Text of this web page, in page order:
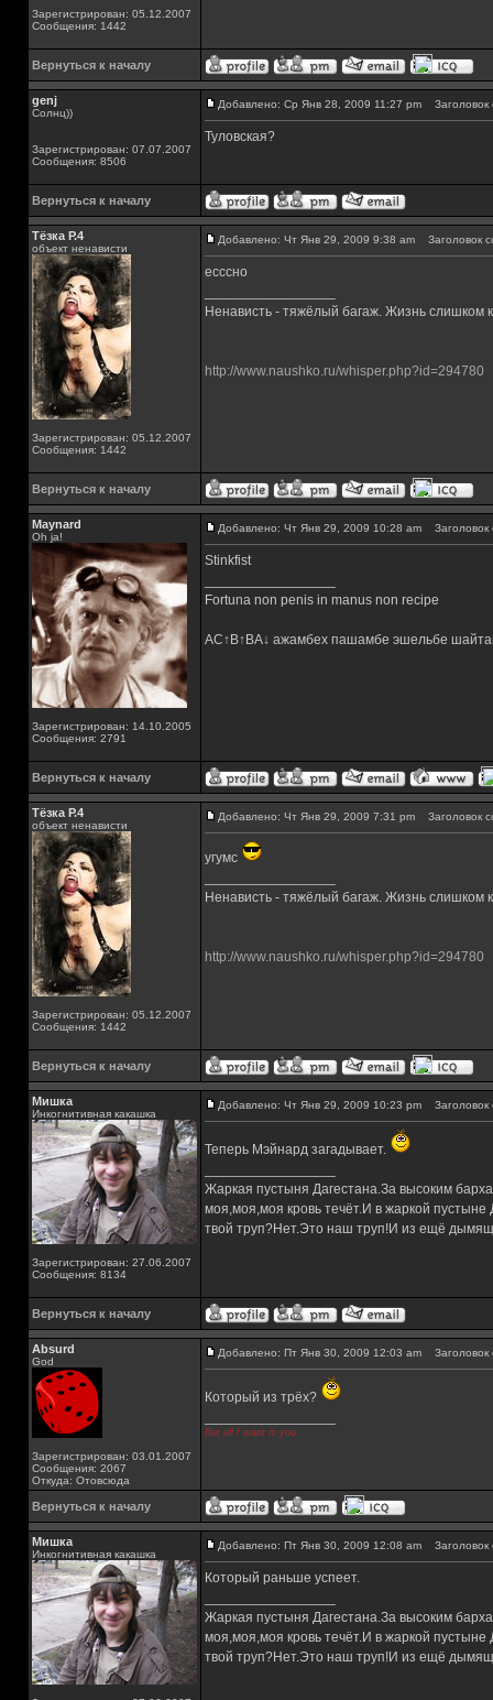
Зарегистрирован: 05.12.2007
Сообщения: 1442
Вернуться к началу
genj
Солнц))
Зарегистрирован: 07.07.2007
Сообщения: 8506
Добавлено: Ср Янв 28, 2009 11:27 pm Заголовок
Туловская?
Вернуться к началу
Тёзка Р.4
объект ненависти
Зарегистрирован: 05.12.2007
Сообщения: 1442
Добавлено: Чт Янв 29, 2009 9:38 am Заголовок
есссно
Ненависть - тяжёлый багаж. Жизнь слишком
http://www.naushko.ru/whisper.php?id=294780
Вернуться к началу
Maynard
Oh ja!
Зарегистрирован: 14.10.2005
Сообщения: 2791
Добавлено: Чт Янв 29, 2009 10:28 am Заголовок
Stinkfist
Fortuna non penis in manus non recipe
AC↑B↑BA↓ ажамбех пашамбе эшельбе
Вернуться к началу
Тёзка Р.4
объект ненависти
Зарегистрирован: 05.12.2007
Сообщения: 1442
Добавлено: Чт Янв 29, 2009 7:31 pm Заголовок
угумс
Ненависть - тяжёлый багаж. Жизнь слишком
http://www.naushko.ru/whisper.php?id=294780
Вернуться к началу
Мишка
Инкогнитивная какашка
Зарегистрирован: 27.06.2007
Сообщения: 8134
Добавлено: Чт Янв 29, 2009 10:23 pm Заголовок
Теперь Мэйнард загадывает.
Жаркая пустыня Дагестана.За высоким
моя,моя,моя кровь течёт.И в жаркой
твой труп?Нет.Это наш труп!И из ещё
Вернуться к началу
Absurd
God
Зарегистрирован: 03.01.2007
Сообщения: 2067
Откуда: Отовсюда
Добавлено: Пт Янв 30, 2009 12:03 am Заголовок
Который из трёх?
But all I want is you
Вернуться к началу
Мишка
Инкогнитивная какашка
Добавлено: Пт Янв 30, 2009 12:08 am Заголовок
Который раньше успеет.
Жаркая пустыня Дагестана.За высоким
моя,моя,моя кровь течёт.И в жаркой
твой труп?Нет.Это наш труп!И из ещё